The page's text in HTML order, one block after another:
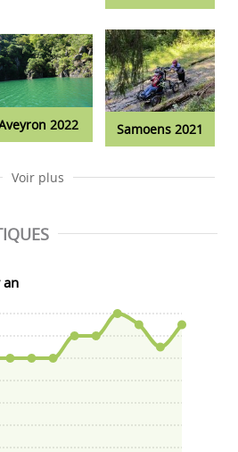
2022 Samoens 2021
Voir plus
an